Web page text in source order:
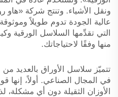
ونقل الأشياء. وتنتج شركة «هاو
عالية الجودة تدوم طويلاً
التي تقدِّمها السلاسل الورقية
منها وفقًا لاحتياجاتك.
تتميّز سلاسل الأوراق بالعديد من
في المجال الصناعي. أولاً، إنها
الأوزان الثقيلة دون أي مشكلة،